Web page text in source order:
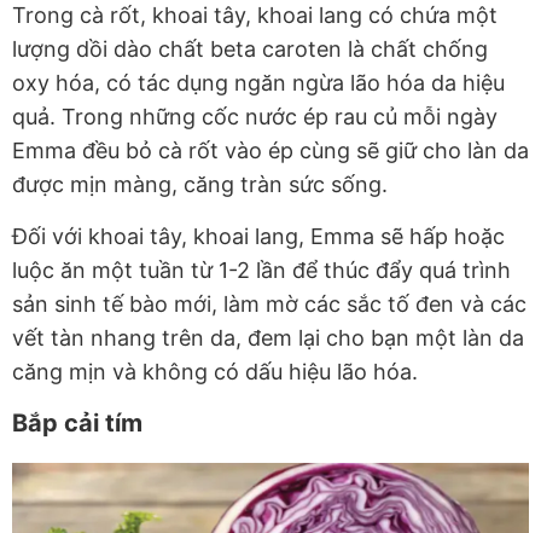
Trong cà rốt, khoai tây, khoai lang có chứa một
lượng dồi dào chất beta caroten là chất chống
oxy hóa, có tác dụng ngăn ngừa lão hóa da hiệu
quả. Trong những cốc nước ép rau củ mỗi ngày
Emma đều bỏ cà rốt vào ép cùng sẽ giữ cho làn da
được mịn màng, căng tràn sức sống.
Đối với khoai tây, khoai lang, Emma sẽ hấp hoặc
luộc ăn một tuần từ 1-2 lần để thúc đẩy quá trình
sản sinh tế bào mới, làm mờ các sắc tố đen và các
vết tàn nhang trên da, đem lại cho bạn một làn da
căng mịn và không có dấu hiệu lão hóa.
Bắp cải tím